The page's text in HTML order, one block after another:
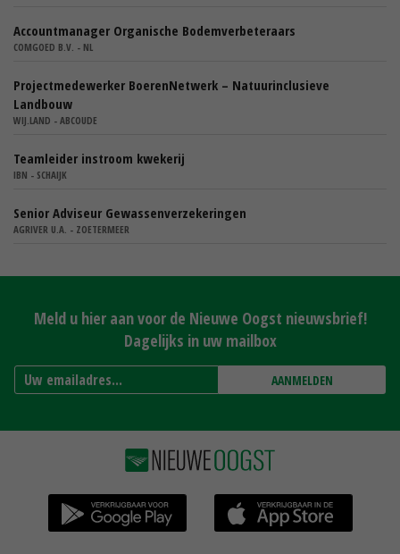
Accountmanager Organische Bodemverbeteraars
COMGOED B.V. - NL
Projectmedewerker BoerenNetwerk – Natuurinclusieve
Landbouw
WIJ.LAND - ABCOUDE
Teamleider instroom kwekerij
IBN - SCHAIJK
Senior Adviseur Gewassenverzekeringen
AGRIVER U.A. - ZOETERMEER
Meld u hier aan voor de Nieuwe Oogst nieuwsbrief!
Dagelijks in uw mailbox
AANMELDEN